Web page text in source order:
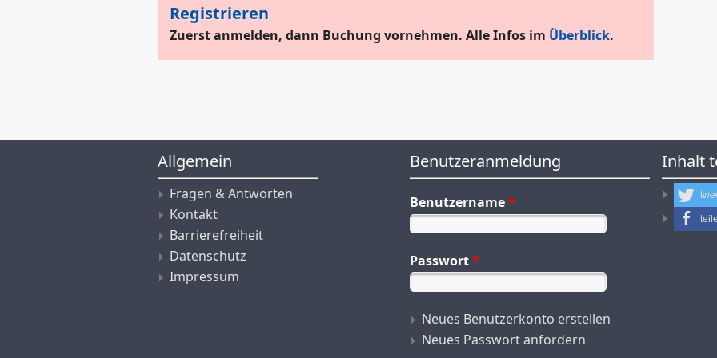
Registrieren
Zuerst anmelden, dann Buchung vornehmen. Alle Infos im Überblick.
Allgemein
Fragen & Antworten
Kontakt
Barrierefreiheit
Datenschutz
Impressum
Benutzeranmeldung
Benutzername*
Passwort*
Neues Benutzerkonto erstellen
Neues Passwort anfordern
Inhalt